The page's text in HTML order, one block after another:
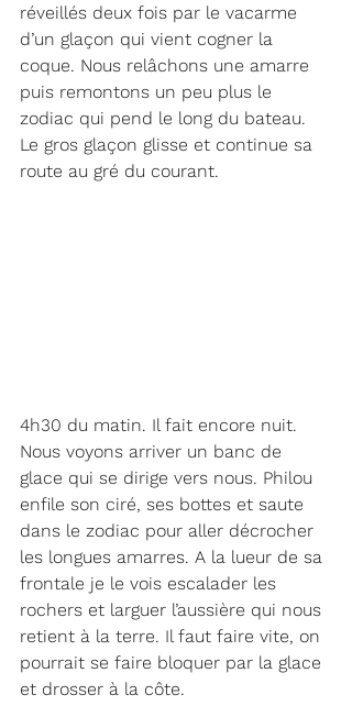
réveillés deux fois par le vacarme
d’un glaçon qui vient cogner la
coque. Nous relâchons une amarre
puis remontons un peu plus le
zodiac qui pend le long du bateau.
Le gros glaçon glisse et continue sa
route au gré du courant.
4h30 du matin. Il fait encore nuit.
Nous voyons arriver un banc de
glace qui se dirige vers nous. Philou
enfile son ciré, ses bottes et saute
dans le zodiac pour aller décrocher
les longues amarres. A la lueur de sa
frontale je le vois escalader les
rochers et larguer l’aussière qui nous
retient à la terre. Il faut faire vite, on
pourrait se faire bloquer par la glace
et drosser à la côte.